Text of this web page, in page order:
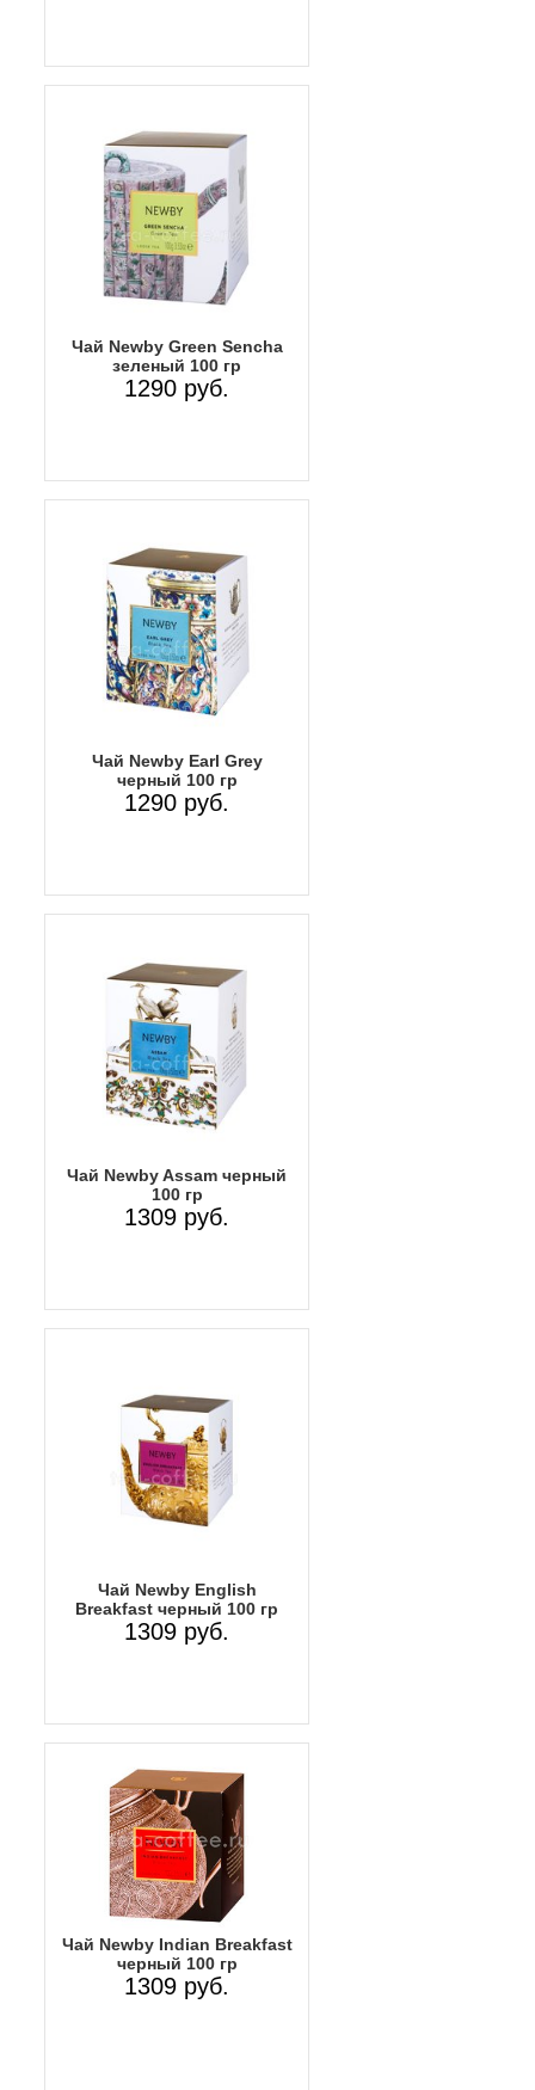
Чай Newby Green Sencha
зеленый 100 гр
1290 руб.
Чай Newby Earl Grey
черный 100 гр
1290 руб.
Чай Newby Assam черный
100 гр
1309 руб.
Чай Newby English
Breakfast черный 100 гр
1309 руб.
Чай Newby Indian Breakfast
черный 100 гр
1309 руб.